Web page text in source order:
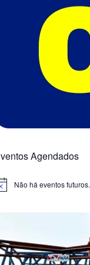
Agendados
Não há eventos futuros.